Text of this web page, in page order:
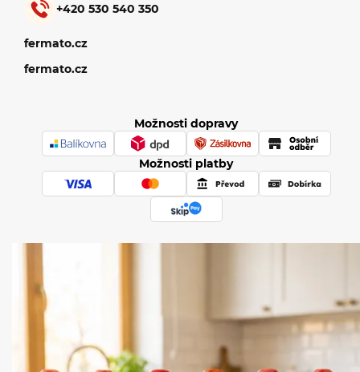
+420 530 540 350
fermato.cz
fermato.cz
Možnosti dopravy
Možnosti platby